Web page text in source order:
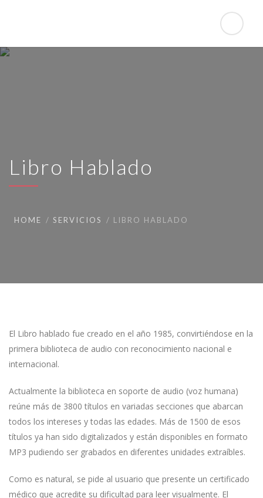
Libro Hablado
HOME SERVICIOS LIBRO HABLADO
El Libro hablado fue creado en el año 1985, convirtiéndose en la
primera biblioteca de audio con reconocimiento nacional e
internacional.
Actualmente la biblioteca en soporte de audio (voz humana)
reúne más de 3800 títulos en variadas secciones que abarcan
todos los intereses y todas las edades. Más de 1500 de esos
títulos ya han sido digitalizados y están disponibles en formato
MP3 pudiendo ser grabados en diferentes unidades extraíbles.
Como es natural, se pide al usuario que presente un certificado
médico que acredite su dificultad para leer visualmente. El